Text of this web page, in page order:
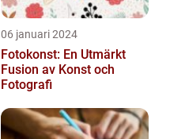
06 januari 2024
Fotokonst: En Utmärkt
Fusion av Konst och
Fotografi